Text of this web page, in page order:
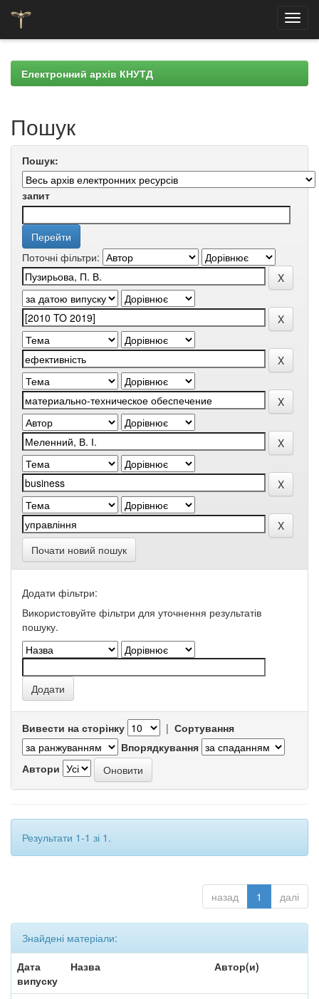
navigationЕлектронний архів КНУТД
Пошук
Пошук:
запит
Поточні фільтри:
Почати новий пошук
Додати фільтри:
Використовуйте фільтри для уточнення результатів
пошуку.
Вивести на сторінку | Сортування
Впорядкування
Автори
Результати 1-1 зі 1.
назад 1 далі
Знайдені матеріали:
Дата
випуску
Назва Автор(и)